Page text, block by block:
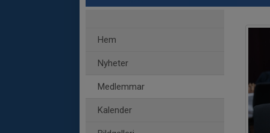
Hem
Nyheter
Medlemmar
Kalender